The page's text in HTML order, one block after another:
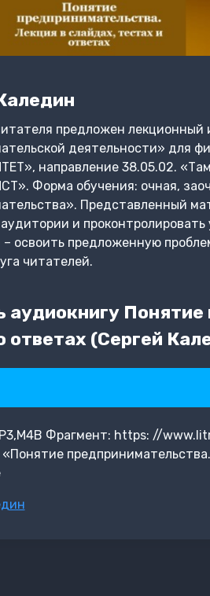
предложен лекционный
деятельности» для
направление 38.05.02.
Форма обучения: очная,
Представленный
и
освоить предложенную
читателей.
аудиокнигу
ответах (Сергей
Фрагмент: https: //